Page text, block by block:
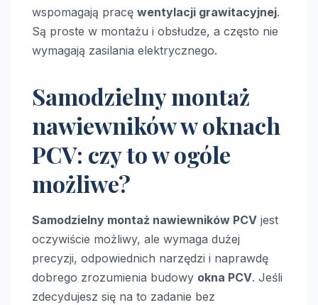
wspomagają pracę wentylacji grawitacyjnej.
Są proste w montażu i obsłudze, a często nie
wymagają zasilania elektrycznego.
Samodzielny montaż
nawiewników w oknach
PCV: czy to w ogóle
możliwe?
Samodzielny montaż nawiewników PCV jest
oczywiście możliwy, ale wymaga dużej
precyzji, odpowiednich narzędzi i naprawdę
dobrego zrozumienia budowy okna PCV. Jeśli
zdecydujesz się na to zadanie bez